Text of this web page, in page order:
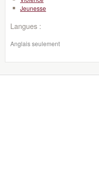
Jeunesse
Langues :
Anglais seulement